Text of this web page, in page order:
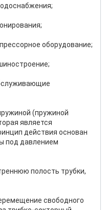
оборудование;
(пружиной
является
действия основан
под давлением
полость трубки,
свободного